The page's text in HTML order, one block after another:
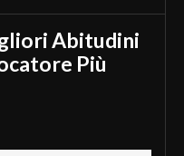
Abitudini
Più